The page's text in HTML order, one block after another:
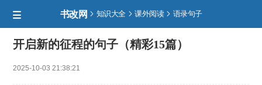
书改网  知识大全 课外阅读 语录句子

开启新的征程的句子（精彩15篇）
2025-10-03 21:38:21